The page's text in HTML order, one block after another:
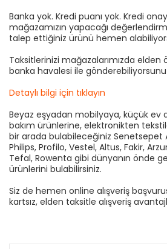
Banka yok. Kredi puanı yok. Kredi
mağazamızın yapacağı
talep ettiğiniz ürünü hemen
Taksitlerinizi mağazalarımızda elden
banka havalesi ile
Detaylı bilgi için tıklayın
Beyaz eşyadan mobilyaya, küçük ev
bakım ürünlerine, elektronikten
bir arada bulabileceğiniz Senetsepet
Philips, Profilo, Vestel, Altus, Fakir,
Tefal, Rowenta gibi dünyanın önde
ürünlerini bulabilirsiniz.
Siz de hemen online alışveriş
kartsız, elden taksitle alışveriş